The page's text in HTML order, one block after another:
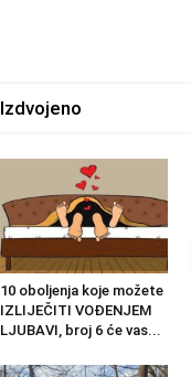
Izdvojeno
10 oboljenja koje možete
IZLIJEČITI VOĐENJEM
LJUBAVI, broj 6 će vas...